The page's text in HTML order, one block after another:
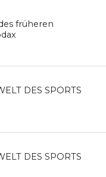
früheren
DES SPORTS
DES SPORTS